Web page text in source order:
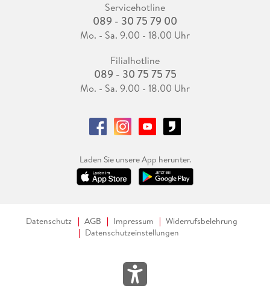
Servicehotline
089 - 30 75 79 00
Mo. - Sa. 9.00 - 18.00 Uhr
Filialhotline
089 - 30 75 75 75
Mo. - Sa. 9.00 - 18.00 Uhr
Laden Sie unsere App herunter.
Datenschutz AGB Impressum
Widerrufsbelehrung
Datenschutzeinstellungen